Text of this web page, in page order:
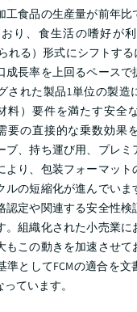
工食品の生産量が前年比
り、食生活の嗜好が利
れる）形式にシフトす
成長率を上回るペースで
された製品1単位の製造
料）要件を満たす安全
要の直接的な乗数効果
ブ、持ち運び用、プレミ
より、包装フォーマット
の短縮化が進んでいま
認定や関連する安全性検
。組織化された小売業に
もこの動きを加速させ
準としてFCMの適合を
ています。